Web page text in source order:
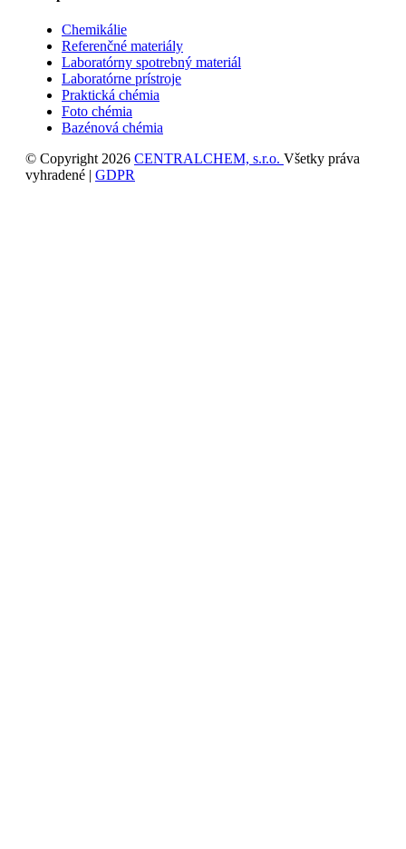
Chemikálie
Referenčné materiály
Laboratórny spotrebný materiál
Laboratórne prístroje
Praktická chémia
Foto chémia
Bazénová chémia
© Copyright 2026 CENTRALCHEM, s.r.o. Všetky práva
vyhradené | GDPR